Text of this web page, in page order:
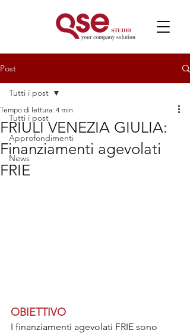
Post
Tutti i post
Approfondimenti
News
Tutti i post
FRIULI VENEZIA GIULIA:
Finanziamenti agevolati
FRIE
Tempo di lettura: 4 min
OBIETTIVO
I finanziamenti agevolati FRIE sono